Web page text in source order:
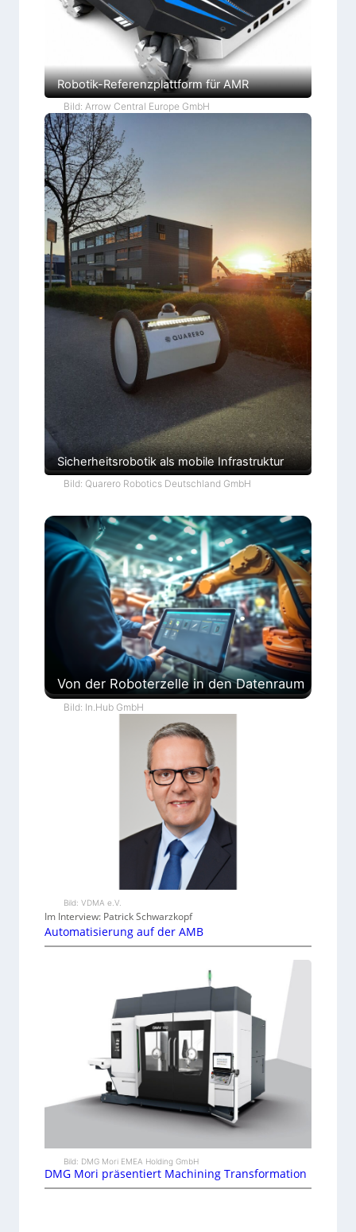
Robotik-Referenzplattform für AMR
Bild: Arrow Central Europe GmbH
Sicherheitsrobotik als mobile Infrastruktur
Bild: Quarero Robotics Deutschland GmbH
Von der Roboterzelle in den Datenraum
Bild: In.Hub GmbH
Bild: VDMA e.V.
Im Interview: Patrick Schwarzkopf
Automatisierung auf der AMB
Bild: DMG Mori EMEA Holding GmbH
DMG Mori präsentiert Machining Transformation